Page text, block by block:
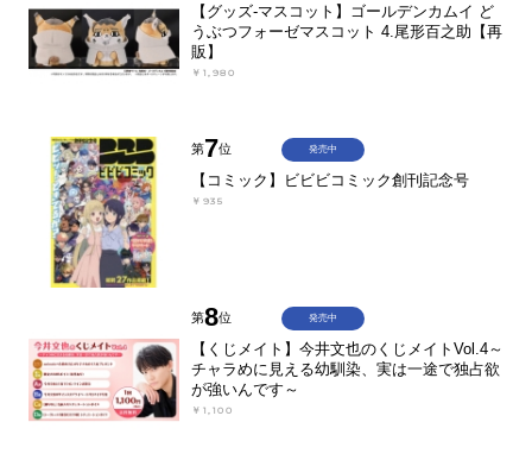
【グッズ-マスコット】ゴールデンカムイ ど
うぶつフォーゼマスコット 4.尾形百之助【再
販】
￥1,980
第7位
【コミック】ビビビコミック創刊記念号
￥935
発売中
第8位
【くじメイト】今井文也のくじメイトVol.4～
チャラめに見える幼馴染、実は一途で独占欲
が強いんです～
￥1,100
発売中